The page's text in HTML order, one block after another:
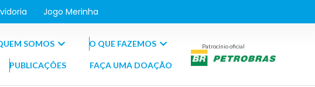
Jogo Merinha
SOMOS O QUE FAZEMOS
PUBLICAÇÕES FAÇA UMA DOAÇÃO
Patrocínio oficial